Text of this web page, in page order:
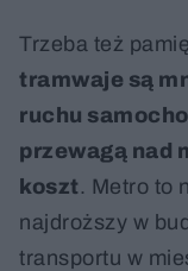
Trzeba też
tramwaje są
ruchu
przewagą nad
koszt . Metro to
najdroższy w
transportu w